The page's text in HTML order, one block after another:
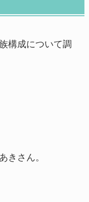
構成について調
きさん。